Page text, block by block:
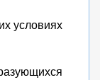
условиях